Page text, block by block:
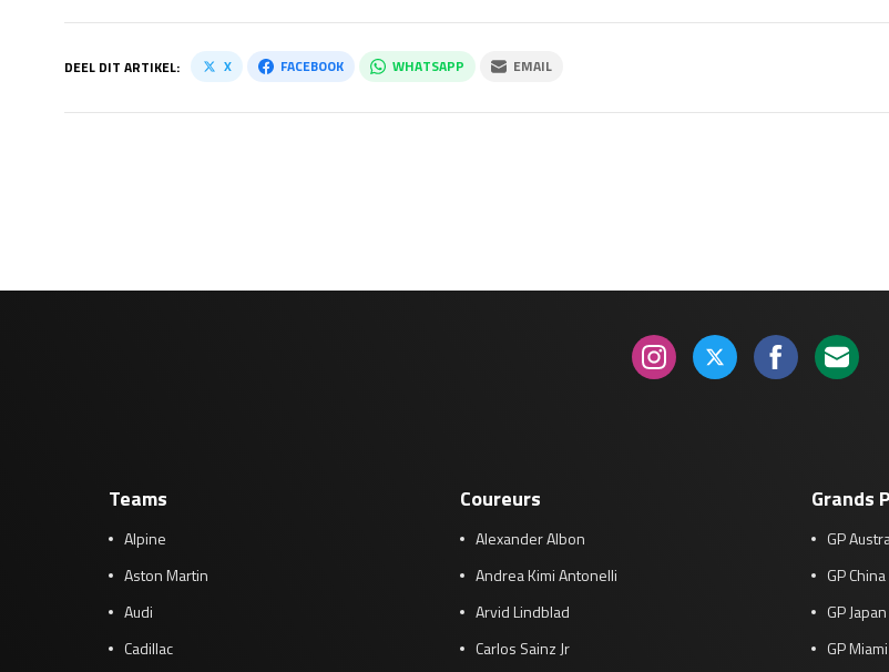
DEEL DIT ARTIKEL: X FACEBOOK WHATSAPP EMAIL
Teams
Alpine
Aston Martin
Audi
Cadillac
Coureurs
Alexander Albon
Andrea Kimi Antonelli
Arvid Lindblad
Carlos Sainz Jr
Grands
GP
GP
GP
GP